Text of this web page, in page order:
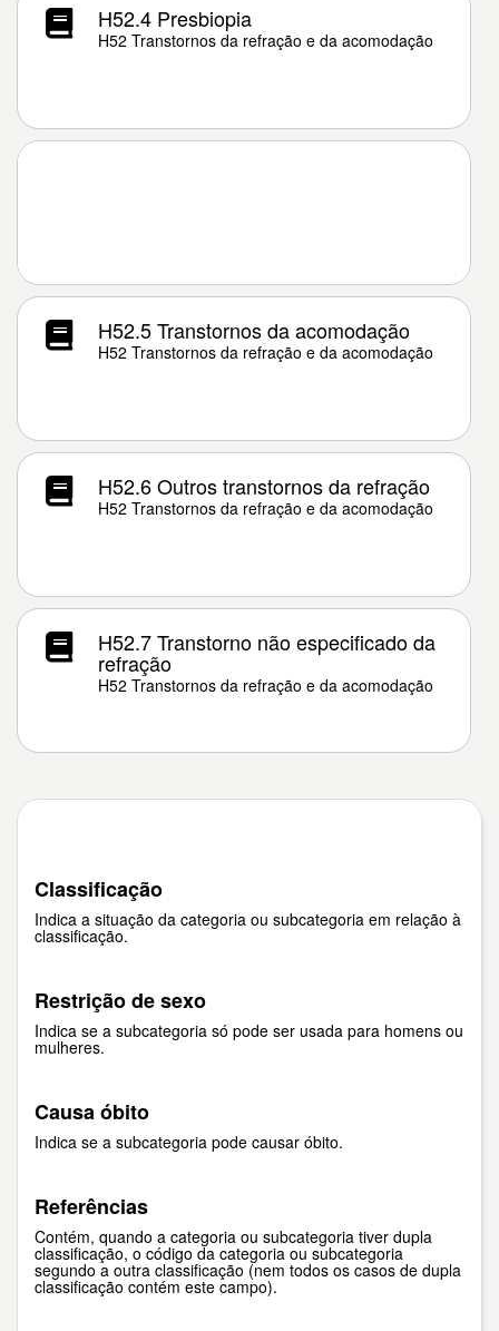
H52.4 Presbiopia
H52 Transtornos da refração e da acomodação
H52.5 Transtornos da acomodação
H52 Transtornos da refração e da acomodação
H52.6 Outros transtornos da refração
H52 Transtornos da refração e da acomodação
H52.7 Transtorno não especificado da
refração
H52 Transtornos da refração e da acomodação
Classificação
Indica a situação da categoria ou subcategoria em relação à
classificação.
Restrição de sexo
Indica se a subcategoria só pode ser usada para homens ou
mulheres.
Causa óbito
Indica se a subcategoria pode causar óbito.
Referências
Contém, quando a categoria ou subcategoria tiver dupla
classificação, o código da categoria ou subcategoria
segundo a outra classificação (nem todos os casos de dupla
classificação contém este campo).